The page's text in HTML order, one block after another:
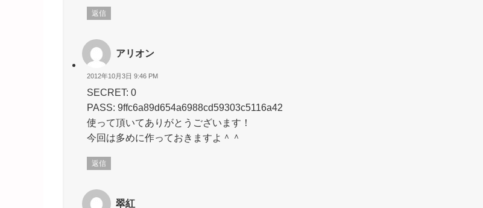
返信
アリオン
2012年10月3日 9:46 PM
SECRET: 0
PASS: 9ffc6a89d654a6988cd59303c5116a42
使って頂いてありがとうございます！
今回は多めに作っておきますよ＾＾
返信
翠紅